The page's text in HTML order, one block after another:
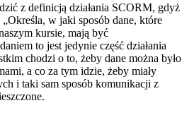
z definicją działania SCORM, gdyż
w jaki sposób dane, które
kursie, mają być
to jest jedynie część działania
chodzi o to, żeby dane można było
a co za tym idzie, żeby miały
i taki sam sposób komunikacji z